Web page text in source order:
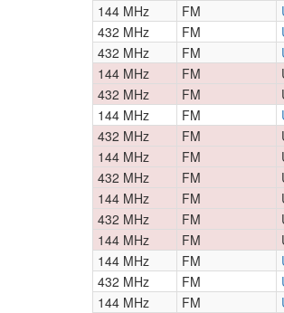
144 MHz
FM
432 MHz
FM
432 MHz
FM
144 MHz
FM
432 MHz
FM
144 MHz
FM
432 MHz
FM
144 MHz
FM
432 MHz
FM
144 MHz
FM
432 MHz
FM
144 MHz
FM
144 MHz
FM
432 MHz
FM
144 MHz
FM